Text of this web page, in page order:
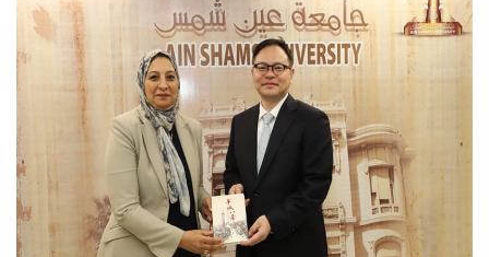
الطلاب
هيئة التدريس
الدراسات العليا
الخريجين